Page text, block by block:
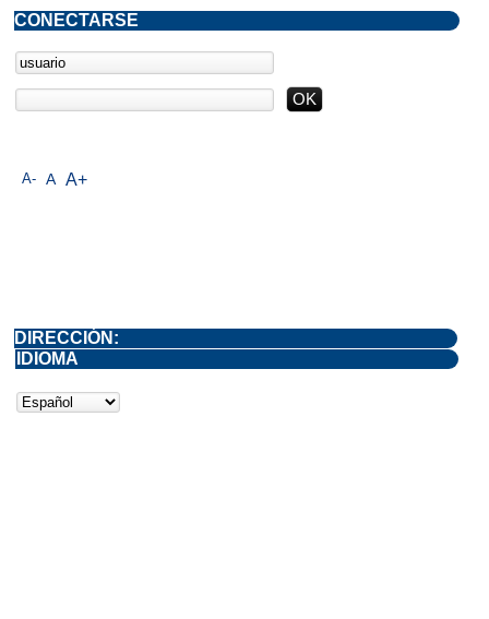
A- A A+
CONECTARSE
DIRECCIÓN:
IDIOMA